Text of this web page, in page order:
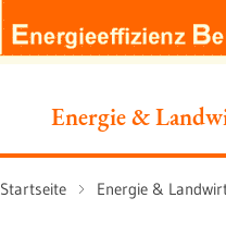
Energie &
Startseite Energie &